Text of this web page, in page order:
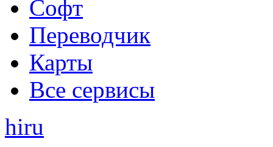
Софт
Переводчик
Карты
Все сервисы
hiru